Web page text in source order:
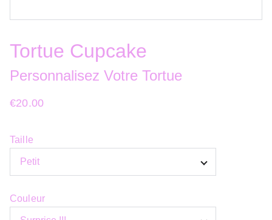
Tortue Cupcake
Personnalisez Votre Tortue
€20.00
Taille
Couleur